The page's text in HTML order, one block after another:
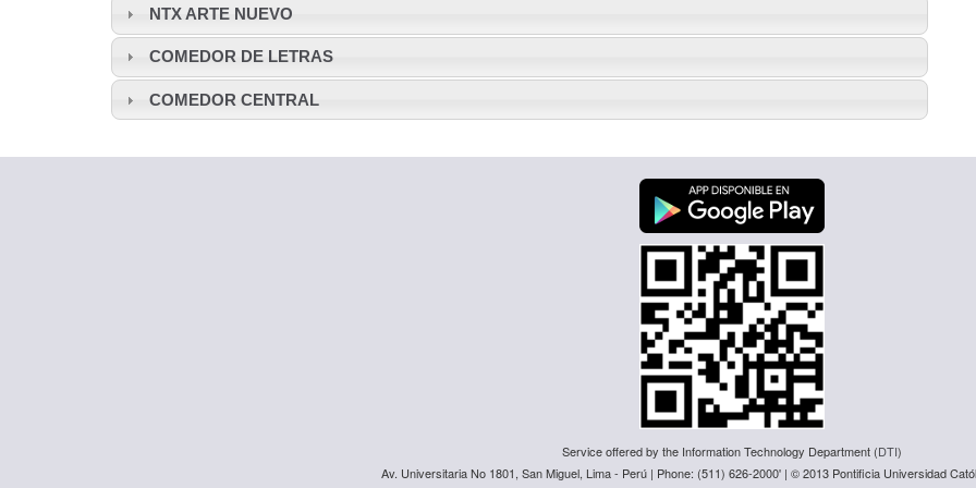
NTX ARTE NUEVO
COMEDOR DE LETRAS
COMEDOR CENTRAL
Service offered by the Information Technology Department (DTI)
Av. Universitaria No 1801, San Miguel, Lima - Perú | Phone: (511) 626-2000' | © 2013 Pontificia Universidad